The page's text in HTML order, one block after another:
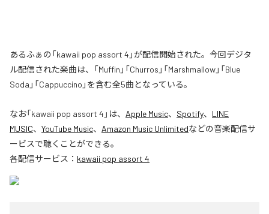
あるふぁの「kawaii pop assort 4」が配信開始された。今回デジタ
ル配信された楽曲は、「Muffin」「Churros」「Marshmallow」「Blue
Soda」「Cappuccino」を含む全5曲となっている。
なお「kawaii pop assort 4 」は、 Apple Music、 Spotify、 LINE
MUSIC、 YouTube Music、 Amazon Music Unlimitedなどの音楽配信サ
ービスで聴くことができる。
各配信サービス： kawaii pop assort 4